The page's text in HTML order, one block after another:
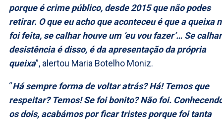
porque é crime público, desde 2015 que não podes
retirar. O que eu acho que aconteceu é que a queixa
foi feita, se calhar houve um ‘eu vou fazer’… Se
desistência é disso, é da apresentação da própria
queixa”, alertou Maria Botelho Moniz.
“Há sempre forma de voltar atrás? Há! Temos que
respeitar? Temos! Se foi bonito? Não foi.
os dois, acabámos por ficar tristes porque foi tanta